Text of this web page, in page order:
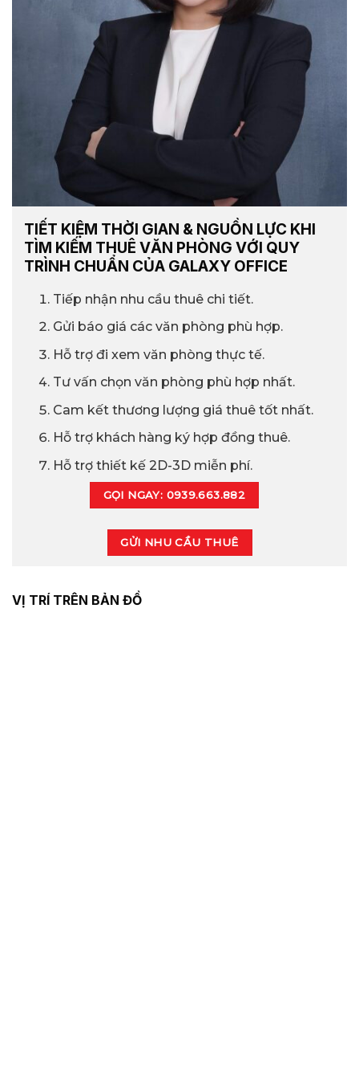
TIẾT KIỆM THỜI GIAN & NGUỒN LỰC KHI
TÌM KIẾM THUÊ VĂN PHÒNG VỚI QUY
TRÌNH CHUẨN CỦA GALAXY OFFICE
Tiếp nhận nhu cầu thuê chi tiết.
Gửi báo giá các văn phòng phù hợp.
Hỗ trợ đi xem văn phòng thực tế.
Tư vấn chọn văn phòng phù hợp nhất.
Cam kết thương lượng giá thuê tốt nhất.
Hỗ trợ khách hàng ký hợp đồng thuê.
Hỗ trợ thiết kế 2D-3D miễn phí.
GỌI NGAY: 0939.663.882
GỬI NHU CẦU THUÊ
VỊ TRÍ TRÊN BẢN ĐỒ